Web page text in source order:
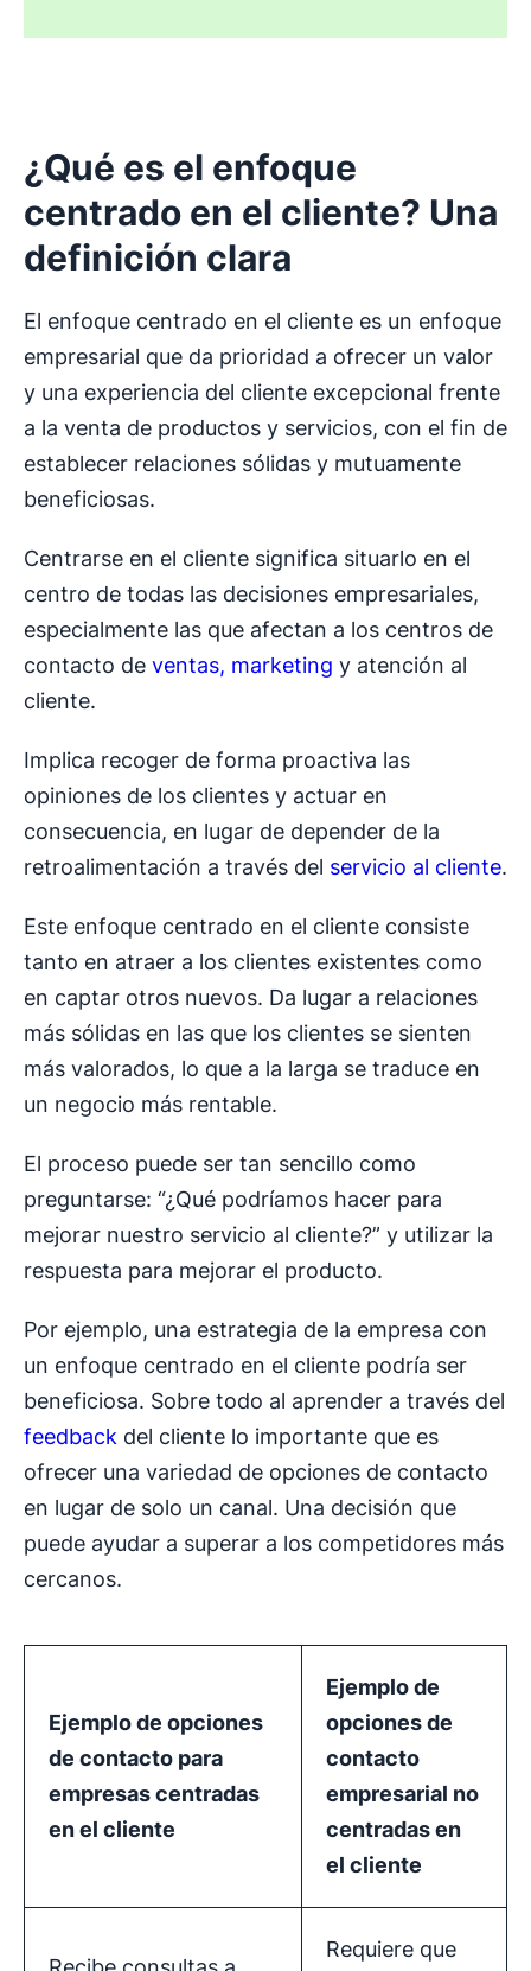
¿Qué es el enfoque
centrado en el cliente? Una
definición clara
El enfoque centrado en el cliente es un enfoque
empresarial que da prioridad a ofrecer un valor
y una experiencia del cliente excepcional frente
a la venta de productos y servicios, con el fin de
establecer relaciones sólidas y mutuamente
beneficiosas.
Centrarse en el cliente significa situarlo en el
centro de todas las decisiones empresariales,
especialmente las que afectan a los centros de
contacto de ventas, marketing y atención al
cliente.
Implica recoger de forma proactiva las
opiniones de los clientes y actuar en
consecuencia, en lugar de depender de la
retroalimentación a través del servicio al cliente.
Este enfoque centrado en el cliente consiste
tanto en atraer a los clientes existentes como
en captar otros nuevos. Da lugar a relaciones
más sólidas en las que los clientes se sienten
más valorados, lo que a la larga se traduce en
un negocio más rentable.
El proceso puede ser tan sencillo como
preguntarse: “¿Qué podríamos hacer para
mejorar nuestro servicio al cliente?” y utilizar la
respuesta para mejorar el producto.
Por ejemplo, una estrategia de la empresa con
un enfoque centrado en el cliente podría ser
beneficiosa. Sobre todo al aprender a través del
feedback del cliente lo importante que es
ofrecer una variedad de opciones de contacto
en lugar de solo un canal. Una decisión que
puede ayudar a superar a los competidores más
cercanos.
Ejemplo de opciones
de contacto para
empresas centradas
en el cliente
Ejemplo de
opciones de
contacto
empresarial no
centradas en
el cliente
Requiere que